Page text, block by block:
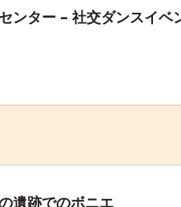
ンター – 社交ダンスイベ
遺跡でのボニエ